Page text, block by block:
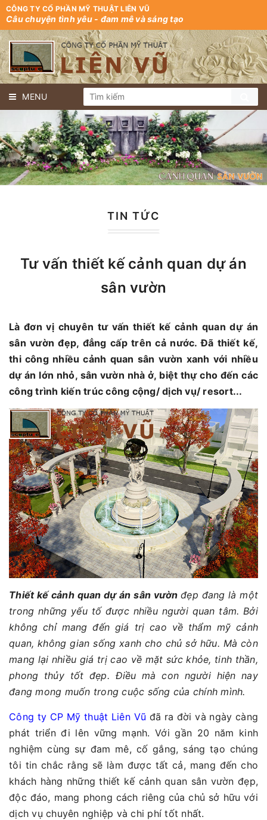
CÔNG TY CỔ PHẦN MỸ THUẬT LIÊN VŨ
Câu chuyện tình yêu - đam mê và sáng tạo
MENU
TIN TỨC
Tư vấn thiết kế cảnh quan dự án
sân vườn
Là đơn vị chuyên tư vấn thiết kế cảnh quan dự án
sân vườn đẹp, đẳng cấp trên cả nước. Đã thiết kế,
thi công nhiều cảnh quan sân vườn xanh với nhiều
dự án lớn nhỏ, sân vườn nhà ở, biệt thự cho đến các
công trình kiến trúc công cộng/ dịch vụ/ resort...
Thiết kế cảnh quan dự án sân vườnđẹp đang là một
trong những yếu tố được nhiều người quan tâm. Bởi
không chỉ mang đến giá trị cao về thẩm mỹ cảnh
quan, không gian sống xanh cho chủ sở hữu. Mà còn
mang lại nhiều giá trị cao về mặt sức khỏe, tinh thần,
phong thủy tốt đẹp. Điều mà con người hiện nay
đang mong muốn trong cuộc sống của chính mình.
Công ty CP Mỹ thuật Liên Vũ đã ra đời và ngày càng
phát triển đi lên vững mạnh. Với gần 20 năm kinh
nghiệm cùng sự đam mê, cố gắng, sáng tạo chúng
tôi tin chắc rằng sẽ làm được tất cả, mang đến cho
khách hàng những thiết kế cảnh quan sân vườn đẹp,
độc đáo, mang phong cách riêng của chủ sở hữu với
dịch vụ chuyên nghiệp và chi phí tốt nhất.